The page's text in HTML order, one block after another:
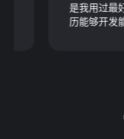
是我用过最
历能够开发